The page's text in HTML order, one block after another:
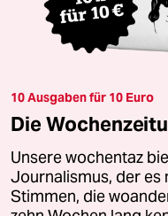
10 Ausgaben für 10 Euro
Die
Unsere wochentaz
Journalismus, der es
Stimmen, die